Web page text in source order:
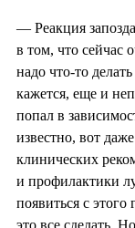
— Реакция
в том, что сейчас
надо что-то
кажется, еще и
попал в
известно, вот
клинических
и профилактики
появиться с этого
это все сделать.